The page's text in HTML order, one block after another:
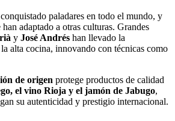
paladares en todo el mundo, y
adaptado a otras culturas. Grandes
y José Andrés han llevado la
alta cocina, innovando con técnicas como
de origen protege productos de calidad
el vino Rioja y el jamón de Jabugo,
su autenticidad y prestigio internacional.